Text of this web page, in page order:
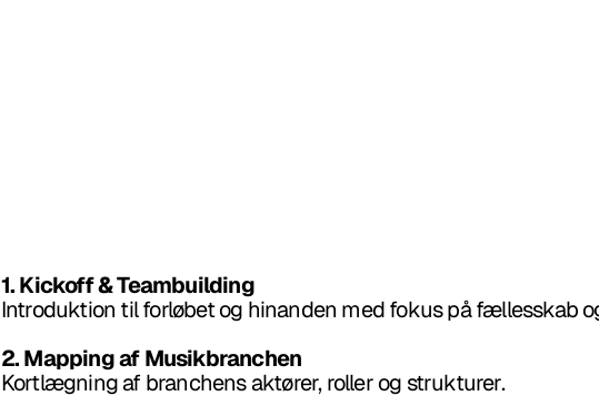
1. Kickoff & Teambuilding
Introduktion til forløbet og hinanden med fokus på fællesskab
2. Mapping af Musikbranchen
Kortlægning af branchens aktører, roller og strukturer.